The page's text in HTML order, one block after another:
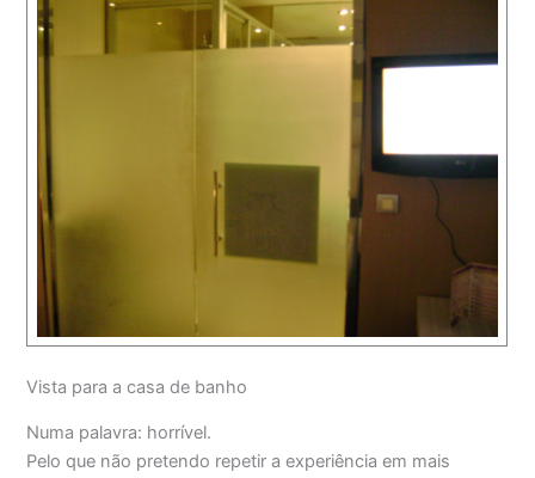
Vista para a casa de banho
Numa palavra: horrível.
Pelo que não pretendo repetir a experiência em mais